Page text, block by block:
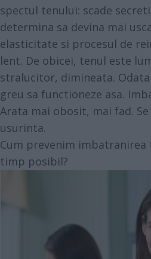
spectul tenului: scade
determina sa devina mai
elasticitate si procesul de
lent. De obicei, tenul este
stralucitor, dimineata.
greu sa functioneze asa.
Arata mai obosit, mai fad.
usurinta.
Cum prevenim
timp posibil?